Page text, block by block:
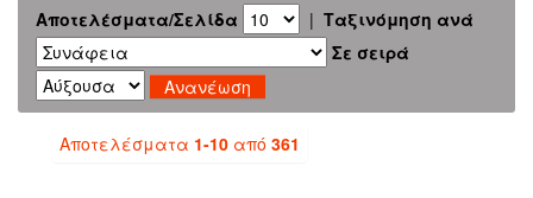
Αποτελέσματα/Σελίδα | Ταξινόμηση ανά
Σε σειρά
Αποτελέσματα 1-10 από 361